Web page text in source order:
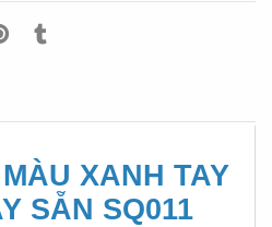
XANH TAY
SẴN SQ011